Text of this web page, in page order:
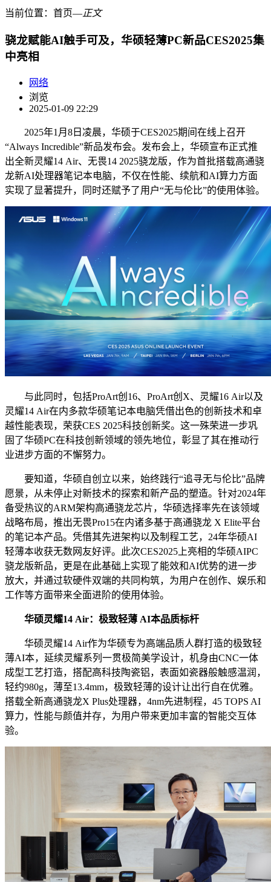
当前位置： 首页―正文
骁龙赋能AI触手可及，华硕轻薄PC新品CES2025集
中亮相
网络
浏览
2025-01-09 22:29
2025年1月8日凌晨，华硕于CES2025期间在线上召开
“Always Incredible”新品发布会。发布会上，华硕宣布正式推
出全新灵耀14 Air、无畏14 2025骁龙版，作为首批搭载高通骁
龙新AI处理器笔记本电脑，不仅在性能、续航和AI算力方面
实现了显著提升，同时还赋予了用户“无与伦比”的使用体验。
与此同时，包括ProArt创16、ProArt创X、灵耀16 Air以及
灵耀14 Air在内多款华硕笔记本电脑凭借出色的创新技术和卓
越性能表现，荣获CES 2025科技创新奖。这一殊荣进一步巩
固了华硕PC在科技创新领域的领先地位，彰显了其在推动行
业进步方面的不懈努力。
要知道，华硕自创立以来，始终践行“追寻无与伦比”品牌
愿景，从未停止对新技术的探索和新产品的塑造。针对2024年
备受热议的ARM架构高通骁龙芯片，华硕选择率先在该领域
战略布局，推出无畏Pro15在内诸多基于高通骁龙 X Elite平台
的笔记本产品。凭借其先进架构以及制程工艺，24年华硕AI
轻薄本收获无数网友好评。此次CES2025上亮相的华硕AIPC
骁龙版新品，更是在此基础上实现了能效和AI优势的进一步
放大，并通过软硬件双端的共同构筑，为用户在创作、娱乐和
工作等方面带来全面进阶的使用体验。
华硕灵耀14 Air：极致轻薄 AI本品质标杆
华硕灵耀14 Air作为华硕专为高端品质人群打造的极致轻
薄AI本，延续灵耀系列一贯极简美学设计，机身由CNC一体
成型工艺打造，搭配高科技陶瓷铝，表面如瓷器般触感温润，
轻约980g，薄至13.4mm，极致轻薄的设计让出行自在优雅。
搭载全新高通骁龙X Plus处理器，4nm先进制程，45 TOPS AI
算力，性能与颜值并存，为用户带来更加丰富的智能交互体
验。